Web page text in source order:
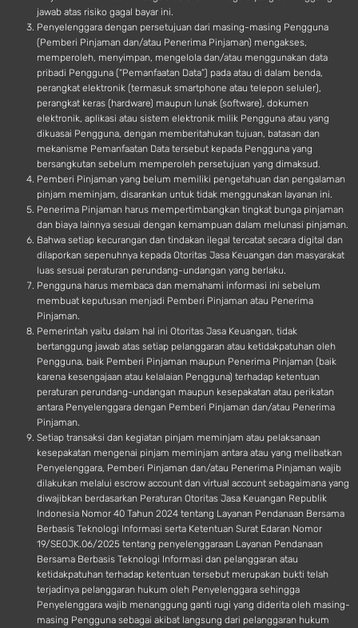
jawab atas risiko gagal bayar ini.
Penyelenggara dengan persetujuan dari masing-masing Pengguna
(Pemberi Pinjaman dan/atau Penerima Pinjaman) mengakses,
memperoleh, menyimpan, mengelola dan/atau menggunakan data
pribadi Pengguna (“Pemanfaatan Data”) pada atau di dalam benda,
perangkat elektronik (termasuk smartphone atau telepon seluler),
perangkat keras (hardware) maupun lunak (software), dokumen
elektronik, aplikasi atau sistem elektronik milik Pengguna atau yang
dikuasai Pengguna, dengan memberitahukan tujuan, batasan dan
mekanisme Pemanfaatan Data tersebut kepada Pengguna yang
bersangkutan sebelum memperoleh persetujuan yang dimaksud.
Pemberi Pinjaman yang belum memiliki pengetahuan dan pengalaman
pinjam meminjam, disarankan untuk tidak menggunakan layanan ini.
Penerima Pinjaman harus mempertimbangkan tingkat bunga pinjaman
dan biaya lainnya sesuai dengan kemampuan dalam melunasi pinjaman.
Bahwa setiap kecurangan dan tindakan ilegal tercatat secara digital dan
dilaporkan sepenuhnya kepada Otoritas Jasa Keuangan dan masyarakat
luas sesuai peraturan perundang-undangan yang berlaku.
Pengguna harus membaca dan memahami informasi ini sebelum
membuat keputusan menjadi Pemberi Pinjaman atau Penerima
Pinjaman.
Pemerintah yaitu dalam hal ini Otoritas Jasa Keuangan, tidak
bertanggung jawab atas setiap pelanggaran atau ketidakpatuhan oleh
Pengguna, baik Pemberi Pinjaman maupun Penerima Pinjaman (baik
karena kesengajaan atau kelalaian Pengguna) terhadap ketentuan
peraturan perundang-undangan maupun kesepakatan atau perikatan
antara Penyelenggara dengan Pemberi Pinjaman dan/atau Penerima
Pinjaman.
Setiap transaksi dan kegiatan pinjam meminjam atau pelaksanaan
kesepakatan mengenai pinjam meminjam antara atau yang melibatkan
Penyelenggara, Pemberi Pinjaman dan/atau Penerima Pinjaman wajib
dilakukan melalui escrow account dan virtual account sebagaimana yang
diwajibkan berdasarkan Peraturan Otoritas Jasa Keuangan Republik
Indonesia Nomor 40 Tahun 2024 tentang Layanan Pendanaan Bersama
Berbasis Teknologi Informasi serta Ketentuan Surat Edaran Nomor
19/SEOJK.06/2025 tentang penyelenggaraan Layanan Pendanaan
Bersama Berbasis Teknologi Informasi dan pelanggaran atau
ketidakpatuhan terhadap ketentuan tersebut merupakan bukti telah
terjadinya pelanggaran hukum oleh Penyelenggara sehingga
Penyelenggara wajib menanggung ganti rugi yang diderita oleh masing-
masing Pengguna sebagai akibat langsung dari pelanggaran hukum